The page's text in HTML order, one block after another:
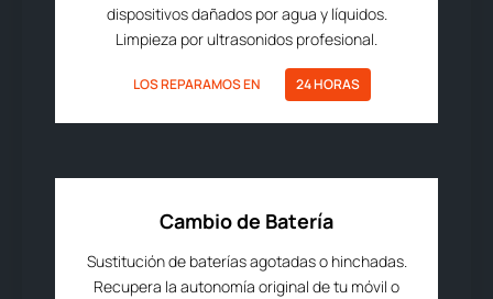
dispositivos dañados por agua y líquidos.
Limpieza por ultrasonidos profesional.
LOS REPARAMOS EN 24 HORAS
Cambio de Batería
Sustitución de baterías agotadas o hinchadas.
Recupera la autonomía original de tu móvil o